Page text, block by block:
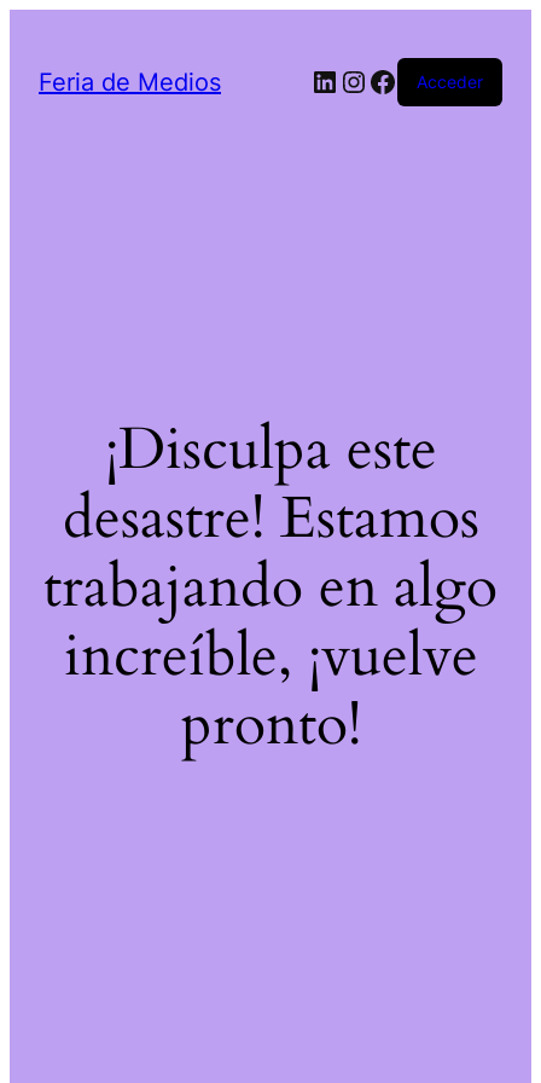
Feria de Medios LinkedIn
Instagram
Facebook
Acceder
¡Disculpa este
desastre! Estamos
trabajando en algo
increíble, ¡vuelve
pronto!